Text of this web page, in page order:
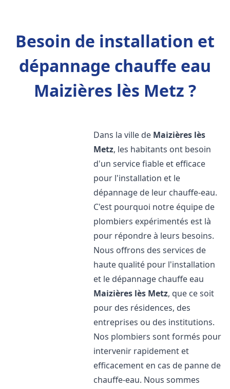
Besoin de installation et
dépannage chauffe eau
Maizières lès Metz ?
Dans la ville de Maizières lès
Metz, les habitants ont besoin
d'un service fiable et efficace
pour l'installation et le
dépannage de leur chauffe-eau.
C'est pourquoi notre équipe de
plombiers expérimentés est là
pour répondre à leurs besoins.
Nous offrons des services de
haute qualité pour l'installation
et le dépannage chauffe eau
Maizières lès Metz, que ce soit
pour des résidences, des
entreprises ou des institutions.
Nos plombiers sont formés pour
intervenir rapidement et
efficacement en cas de panne de
chauffe-eau. Nous sommes